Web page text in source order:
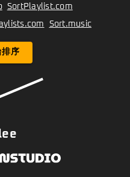
SortPlaylist.com
Sort.music
序